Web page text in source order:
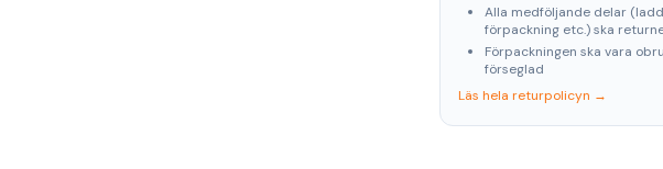
Alla medföljande delar
förpackning etc.) ska
Förpackningen ska vara
förseglad
Läs hela returpolicyn →